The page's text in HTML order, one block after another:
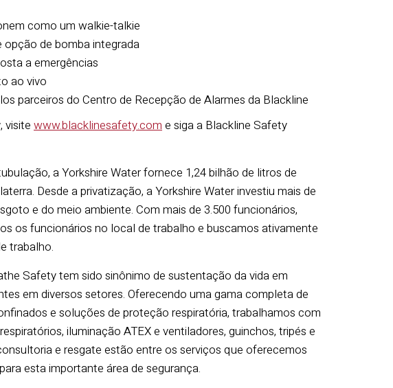
como um walkie-talkie
de bomba integrada
a emergências
ao vivo
parceiros do Centro de Recepção de Alarmes da Blackline
visitewww.blacklinesafety.come siga a Blackline Safety
a Yorkshire Water fornece 1,24 bilhão de litros de
Desde a privatização, a Yorkshire Water investiu mais de
e do meio ambiente. Com mais de 3.500 funcionários,
os funcionários no local de trabalho e buscamos ativamente
trabalho.
Safety tem sido sinônimo de sustentação da vida em
em diversos setores. Oferecendo uma gama completa de
e soluções de proteção respiratória, trabalhamos com
iluminação ATEX e ventiladores, guinchos, tripés e
e resgate estão entre os serviços que oferecemos
esta importante área de segurança.